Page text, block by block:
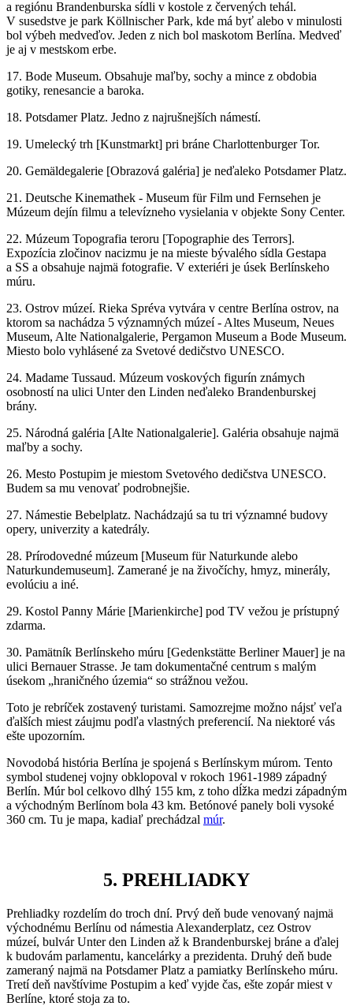
a regiónu Brandenburska sídli v kostole z červených tehál.
V susedstve je park Köllnischer Park, kde má byť alebo v minulosti
bol výbeh medveďov. Jeden z nich bol maskotom Berlína. Medveď
je aj v mestskom erbe.
17. Bode Museum. Obsahuje maľby, sochy a mince z obdobia
gotiky, renesancie a baroka.
18. Potsdamer Platz. Jedno z najrušnejších námestí.
19. Umelecký trh [Kunstmarkt] pri bráne Charlottenburger Tor.
20. Gemäldegalerie [Obrazová galéria] je neďaleko Potsdamer Platz.
21. Deutsche Kinemathek - Museum für Film und Fernsehen je
Múzeum dejín filmu a televízneho vysielania v objekte Sony Center.
22. Múzeum Topografia teroru [Topographie des Terrors].
Expozícia zločinov nacizmu je na mieste bývalého sídla Gestapa
a SS a obsahuje najmä fotografie. V exteriéri je úsek Berlínskeho
múru.
23. Ostrov múzeí. Rieka Spréva vytvára v centre Berlína ostrov, na
ktorom sa nachádza 5 významných múzeí - Altes Museum, Neues
Museum, Alte Nationalgalerie, Pergamon Museum a Bode Museum.
Miesto bolo vyhlásené za Svetové dedičstvo UNESCO.
24. Madame Tussaud. Múzeum voskových figurín známych
osobností na ulici Unter den Linden neďaleko Brandenburskej
brány.
25. Národná galéria [Alte Nationalgalerie]. Galéria obsahuje najmä
maľby a sochy.
26. Mesto Postupim je miestom Svetového dedičstva UNESCO.
Budem sa mu venovať podrobnejšie.
27. Námestie Bebelplatz. Nachádzajú sa tu tri významné budovy
opery, univerzity a katedrály.
28. Prírodovedné múzeum [Museum für Naturkunde alebo
Naturkundemuseum]. Zamerané je na živočíchy, hmyz, minerály,
evolúciu a iné.
29. Kostol Panny Márie [Marienkirche] pod TV vežou je prístupný
zdarma.
30. Pamätník Berlínskeho múru [Gedenkstätte Berliner Mauer] je na
ulici Bernauer Strasse. Je tam dokumentačné centrum s malým
úsekom „hraničného územia“ so strážnou vežou.
Toto je rebríček zostavený turistami. Samozrejme možno nájsť veľa
ďalších miest záujmu podľa vlastných preferencií. Na niektoré vás
ešte upozorním.
Novodobá história Berlína je spojená s Berlínskym múrom. Tento
symbol studenej vojny obklopoval v rokoch 1961-1989 západný
Berlín. Múr bol celkovo dlhý 155 km, z toho dĺžka medzi západným
a východným Berlínom bola 43 km. Betónové panely boli vysoké
360 cm. Tu je mapa, kadiaľ prechádzal múr.
5. PREHLIADKY
Prehliadky rozdelím do troch dní. Prvý deň bude venovaný najmä
východnému Berlínu od námestia Alexanderplatz, cez Ostrov
múzeí, bulvár Unter den Linden až k Brandenburskej bráne a ďalej
k budovám parlamentu, kancelárky a prezidenta. Druhý deň bude
zameraný najmä na Potsdamer Platz a pamiatky Berlínskeho múru.
Tretí deň navštívime Postupim a keď vyjde čas, ešte zopár miest v
Berlíne, ktoré stoja za to.